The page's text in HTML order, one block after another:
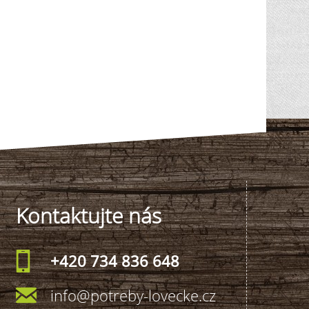
Kontaktujte nás
+420 734 836 648
info@potreby-lovecke.cz